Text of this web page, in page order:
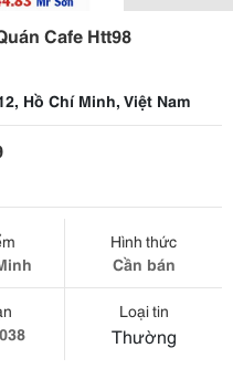
Cafe Htt98
Hồ Chí Minh, Việt Nam
Hình thức
Cần bán
Loại tin
Thường